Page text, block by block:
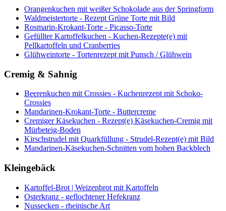
Orangenkuchen mit weißer Schokolade aus der Springform
Waldmeistertorte - Rezept Grüne Torte mit Bild
Rosmarin-Krokant-Torte - Picasso-Torte
Gefüllter Kartoffelkuchen - Kuchen-Rezepte(e) mit
Pellkartoffeln und Cranberries
Glühweintorte - Tortenrezept mit Punsch / Glühwein
Cremig & Sahnig
Beerenkuchen mit Crossies - Kuchenrezept mit Schoko-
Crossies
Mandarinen-Krokant-Torte - Buttercreme
Cremiger Käsekuchen - Rezept(e) Käsekuchen-Cremig mit
Mürbeteig-Boden
Kirschstrudel mit Quarkfüllung - Strudel-Rezept(e) mit Bild
Mandarinen-Käsekuchen-Schnitten vom hohen Backblech
Kleingebäck
Kartoffel-Brot | Weizenbrot mit Kartoffeln
Osterkranz - geflochtener Hefekranz
Nussecken - rheinische Art